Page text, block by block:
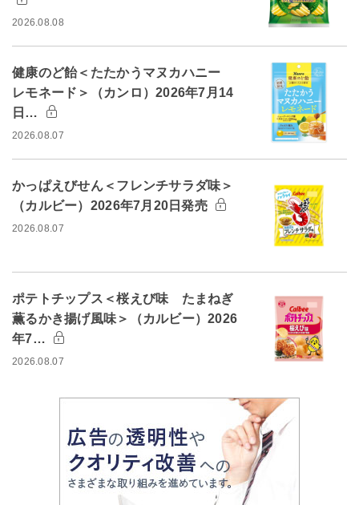
2026.08.08
健康のど飴＜たたかうマヌカハニー
レモネード＞（カンロ）2026年7月14
日…
2026.08.07
かっぱえびせん＜フレンチサラダ味＞
（カルビー）2026年7月20日発売
2026.08.07
ポテトチップス＜桜えび味 たまねぎ
薫るかき揚げ風味＞（カルビー）2026
年7…
2026.08.07